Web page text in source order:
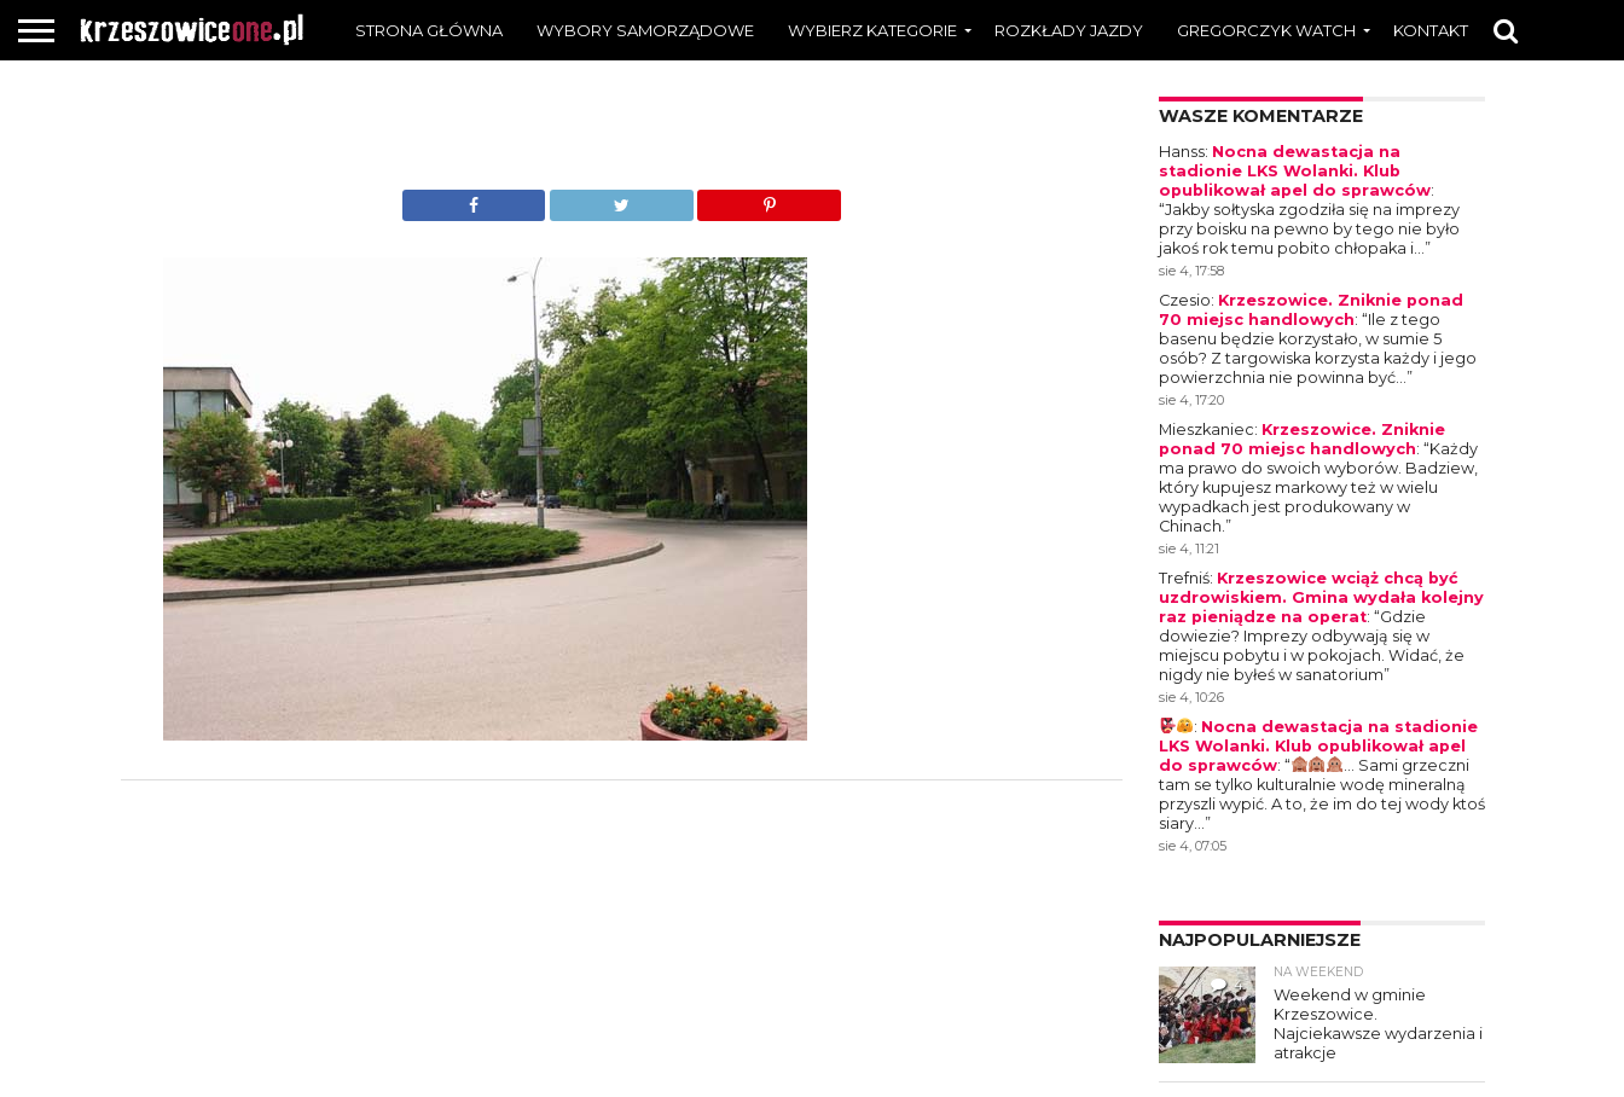
STRONA GŁÓWNA WYBORY SAMORZĄDOWE WYBIERZ KATEGORIE ROZKŁADY JAZDY GREGORCZYK WATCH KONTAKT
WASZE KOMENTARZE
Hanss: Nocna dewastacja na
stadionie LKS Wolanki. Klub
opublikował apel do sprawców:
“Jakby sołtyska zgodziła się na imprezy
przy boisku na pewno by tego nie było
jakoś rok temu pobito chłopaka i…”
sie 4, 17:58
Czesio: Krzeszowice. Zniknie ponad
70 miejsc handlowych: “Ile z tego
basenu będzie korzystało, w sumie 5
osób? Z targowiska korzysta każdy i jego
powierzchnia nie powinna być…”
sie 4, 17:20
Mieszkaniec: Krzeszowice. Zniknie
ponad 70 miejsc handlowych: “Każdy
ma prawo do swoich wyborów. Badziew,
który kupujesz markowy też w wielu
wypadkach jest produkowany w
Chinach.”
sie 4, 11:21
Trefniś: Krzeszowice wciąż chcą być
uzdrowiskiem. Gmina wydała kolejny
raz pieniądze na operat: “Gdzie
dowiezie? Imprezy odbywają się w
miejscu pobytu i w pokojach. Widać, że
nigdy nie byłeś w sanatorium”
sie 4, 10:26
: Nocna dewastacja na stadionie
LKS Wolanki. Klub opublikował apel
do sprawców: “
… Sami grzeczni
tam se tylko kulturalnie wodę mineralną
przyszli wypić. A to, że im do tej wody ktoś
siary…”
sie 4, 07:05
NAJPOPULARNIEJSZE
4
NA WEEKEND
Weekend w gminie
Krzeszowice.
Najciekawsze wydarzenia i
atrakcje